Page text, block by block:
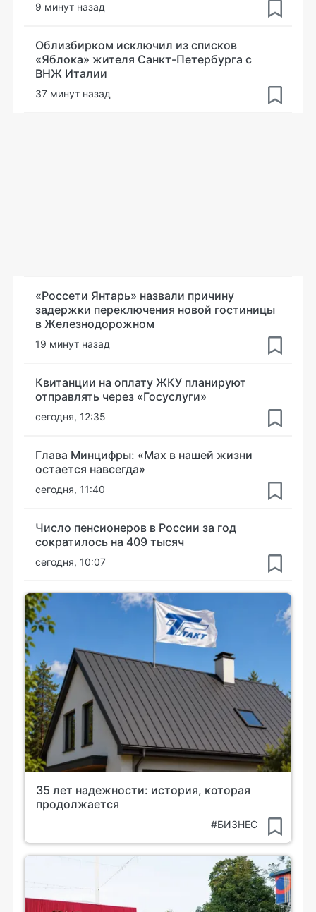
9 минут назад
Облизбирком исключил из списков
«Яблока» жителя Санкт-Петербурга с
ВНЖ Италии
37 минут назад
«Россети Янтарь» назвали причину
задержки переключения новой гостиницы
в Железнодорожном
19 минут назад
Квитанции на оплату ЖКУ планируют
отправлять через «Госуслуги»
сегодня, 12:35
Глава Минцифры: «Мах в нашей жизни
остается навсегда»
сегодня, 11:40
Число пенсионеров в России за год
сократилось на 409 тысяч
сегодня, 10:07
35 лет надежности: история, которая
продолжается
#БИЗНЕС